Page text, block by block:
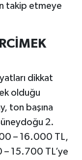
takip etmeye
dikkat
olduğu
ton başına
2.
– 16.000 TL,
15.700 TL’ye